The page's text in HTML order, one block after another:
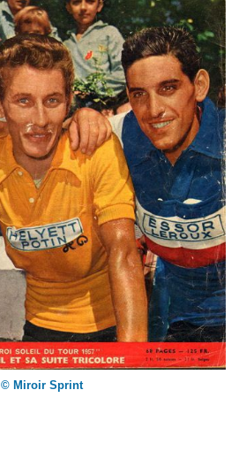
© Miroir Sprint